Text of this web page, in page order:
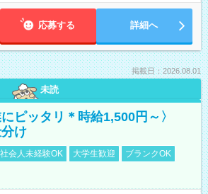
応募する 詳細へ
掲載日：2026.08.01
未読
ピッタリ＊時給1,500円～〉
け
社会人未経験OK 大学生歓迎
ブランクOK